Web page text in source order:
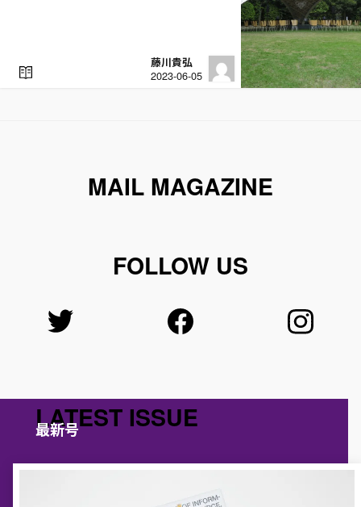
藤川貴弘
2023-06-05
R
E
MAIL MAGAZINE
FOLLOW US
LATEST ISSUE
最新号